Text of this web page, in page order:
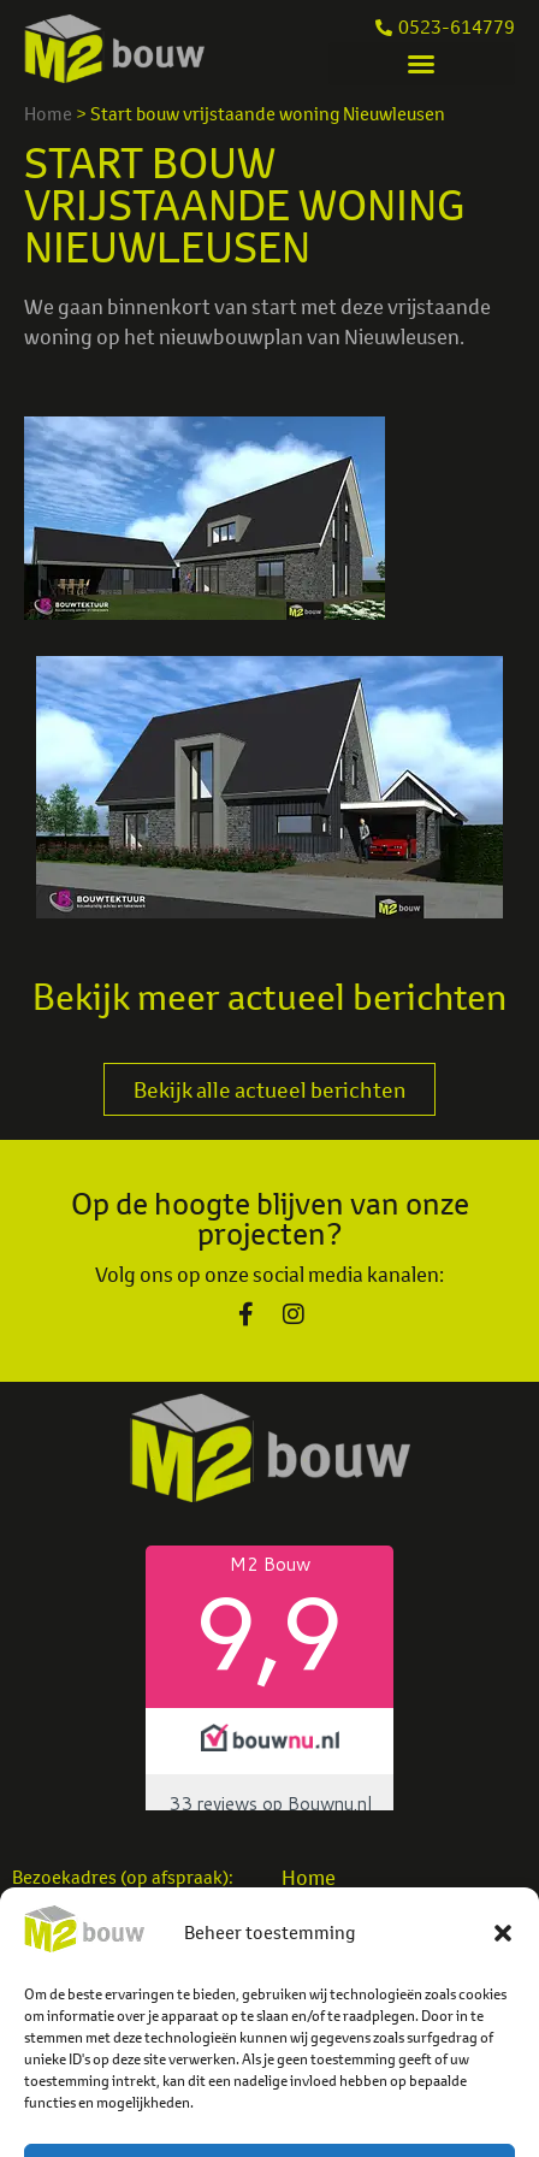
Beheer toestemming
Om de beste ervaringen te bieden, gebruiken wij technologieën zoals cookies
om informatie over je apparaat op te slaan en/of te raadplegen. Door in te
stemmen met deze technologieën kunnen wij gegevens zoals surfgedrag of
unieke ID's op deze site verwerken. Als je geen toestemming geeft of uw
toestemming intrekt, kan dit een nadelige invloed hebben op bepaalde
functies en mogelijkheden.
0523-614779
Home > Start bouw vrijstaande woning Nieuwleusen
START BOUW
VRIJSTAANDE WONING
NIEUWLEUSEN
We gaan binnenkort van start met deze vrijstaande
woning op het nieuwbouwplan van Nieuwleusen.
Bekijk meer actueel berichten
Bekijk alle actueel berichten
Op de hoogte blijven van onze
projecten?
Volg ons op onze social media kanalen:
Bezoekadres (op afspraak):
M2 Bouw b.v.
Einsteinstraat 7
info@m2bouw.nl
Tel:0523-614779
Home
Utiliteitsbouw
Projecten
Contact